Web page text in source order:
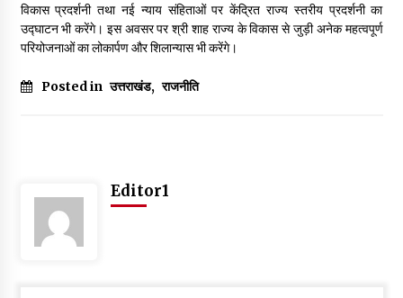
विकास प्रदर्शनी तथा नई न्याय संहिताओं पर केंद्रित राज्य स्तरीय प्रदर्शनी का
उद्घाटन भी करेंगे। इस अवसर पर श्री शाह राज्य के विकास से जुड़ी अनेक महत्वपूर्ण
परियोजनाओं का लोकार्पण और शिलान्यास भी करेंगे।
Posted in उत्तराखंड, राजनीति
Editor1